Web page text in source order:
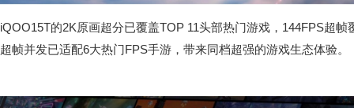
iQOO15T的2K原画超分已覆盖TOP 11头部热门游戏，144FPS超
超帧并发已适配6大热门FPS手游，带来同档超强的游戏生态体验。